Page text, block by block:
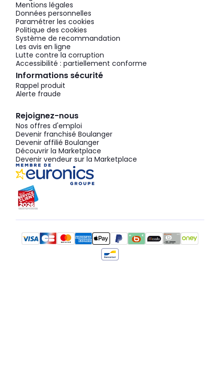
Mentions légales
Données personnelles
Paramétrer les cookies
Politique des cookies
Système de recommandation
Les avis en ligne
Lutte contre la corruption
Accessibilité : partiellement conforme
Informations sécurité
Rappel produit
Alerte fraude
Rejoignez-nous
Nos offres d'emploi
Devenir franchisé Boulanger
Devenir affilié Boulanger
Découvrir la Marketplace
Devenir vendeur sur la Marketplace